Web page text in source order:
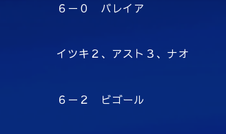
６－０ バレイア
イツキ２、アスト３、ナオ
６－２ ビゴール